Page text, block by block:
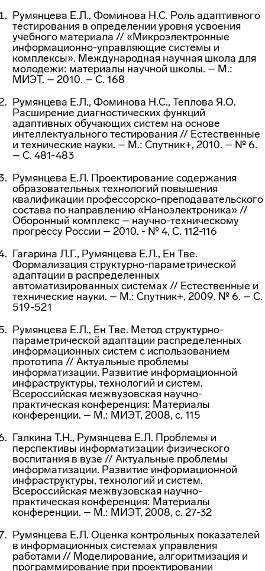
Румянцева Е.Л., Фоминова Н.С. Роль адаптивного
тестирования в определении уровня усвоения
учебного материала // «Микроэлектронные
информационно-управляющие системы и
комплексы». Международная научная школа для
молодежи: материалы научной школы. – М.:
МИЭТ. – 2010. – С. 168
Румянцева Е.Л., Фоминова Н.С., Теплова Я.О.
Расширение диагностических функций
адаптивных обучающих систем на основе
интеллектуального тестирования // Естественные
и технические науки. – М.: Спутник+, 2010. – № 6.
– С. 481-483
Румянцева Е.Л. Проектирование содержания
образовательных технологий повышения
квалификации профессорско-преподавательского
состава по направлению «Наноэлектроника» //
Оборонный комплекс – научно-техническому
прогрессу России – 2010. - № 4, С. 112-116
Гагарина Л.Г., Румянцева Е.Л., Ен Тве.
Формализация структурно-параметрической
адаптации в распределенных
автоматизированных системах // Естественные и
технические науки. – М.: Спутник+, 2009. № 6. – С.
519-521
Румянцева Е.Л., Ен Тве. Метод структурно-
параметрической адаптации распределенных
информационных систем с использованием
прототипа // Актуальные проблемы
информатизации. Развитие информационной
инфраструктуры, технологий и систем.
Всероссийская межвузовская научно-
практическая конференция: Материалы
конференции. – М.: МИЭТ, 2008, с. 115
Галкина Т.Н., Румянцева Е.Л. Проблемы и
перспективы информатизации физического
воспитания в вузе // Актуальные проблемы
информатизации. Развитие информационной
инфраструктуры, технологий и систем.
Всероссийская межвузовская научно-
практическая конференция: Материалы
конференции. – М.: МИЭТ, 2008, с. 27-32
Румянцева Е.Л. Оценка контрольных показателей
в информационных системах управления
работами // Моделирование, алгоритмизация и
программирование при проектировании